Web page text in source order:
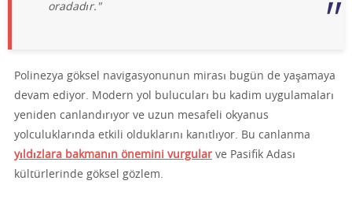
oradadır."
Polinezya göksel navigasyonunun mirası bugün de yaşamaya
devam ediyor. Modern yol bulucuları bu kadim uygulamaları
yeniden canlandırıyor ve uzun mesafeli okyanus
yolculuklarında etkili olduklarını kanıtlıyor. Bu canlanma
yıldızlara bakmanın önemini vurgular ve Pasifik Adası
kültürlerinde göksel gözlem.